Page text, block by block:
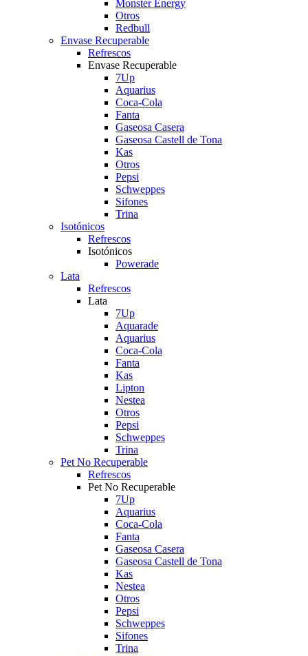
Monster Energy
Otros
Redbull
Envase Recuperable
Refrescos
Envase Recuperable
7Up
Aquarius
Coca-Cola
Fanta
Gaseosa Casera
Gaseosa Castell de Tona
Kas
Otros
Pepsi
Schweppes
Sifones
Trina
Isotónicos
Refrescos
Isotónicos
Powerade
Lata
Refrescos
Lata
7Up
Aquarade
Aquarius
Coca-Cola
Fanta
Kas
Lipton
Nestea
Otros
Pepsi
Schweppes
Trina
Pet No Recuperable
Refrescos
Pet No Recuperable
7Up
Aquarius
Coca-Cola
Fanta
Gaseosa Casera
Gaseosa Castell de Tona
Kas
Nestea
Otros
Pepsi
Schweppes
Sifones
Trina